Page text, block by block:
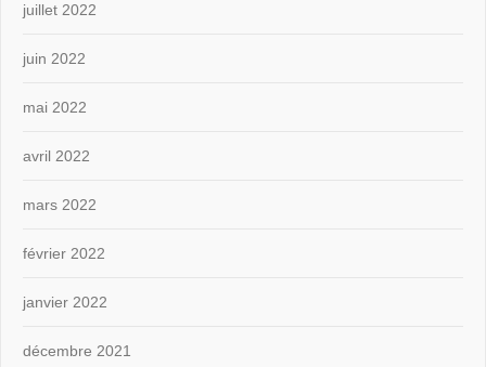
juillet 2022
juin 2022
mai 2022
avril 2022
mars 2022
février 2022
janvier 2022
décembre 2021